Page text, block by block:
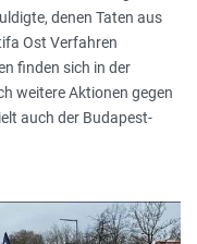
denen Taten aus
Ost Verfahren
finden sich in der
weitere Aktionen gegen
auch der Budapest-